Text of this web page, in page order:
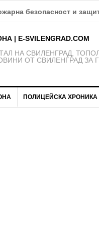
безопасност и
| E-SVILENGRAD.COM
НА СВИЛЕНГРАД,
ОТ СВИЛЕНГРАД ЗА
ПОЛИЦЕЙСКА ХРОНИКА